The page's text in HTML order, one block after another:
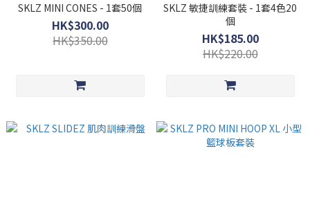
SKLZ MINI CONES - 1套50個
HK$300.00
HK$350.00
SKLZ 敏捷訓練套裝 - 1套4色20
個
HK$185.00
HK$220.00